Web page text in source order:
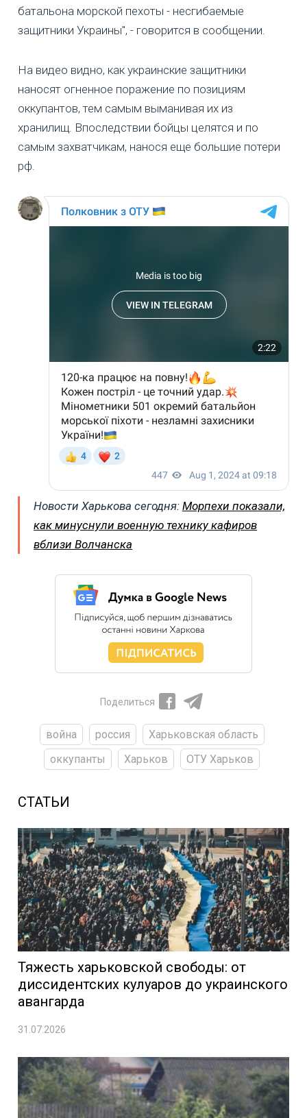
батальона морской пехоты - несгибаемые
защитники Украины", - говорится в сообщении.
На видео видно, как украинские защитники
наносят огненное поражение по позициям
оккупантов, тем самым выманивая их из
хранилищ. Впоследствии бойцы целятся и по
самым захватчикам, нанося еще большие потери
рф.
Новости Харькова сегодня: Морпехи показали,
как минуснули военную технику кафиров
вблизи Волчанска
Поделиться
война россия
Харьковская область
оккупанты
Харьков ОТУ Харьков
СТАТЬИ
Тяжесть харьковской свободы: от
диссидентских кулуаров до украинского
авангарда
31.07.2026